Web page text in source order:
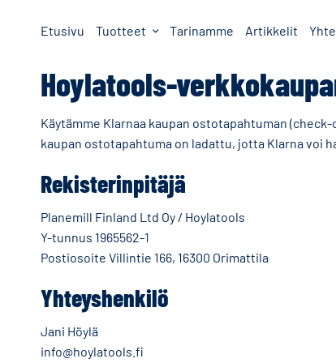
Etusivu Tuotteet Tarinamme Artikkelit
Hoylatools-
Käytämme Klarnaa kaupan ostotapahtuman
kaupan ostotapahtuma on ladattu, jotta Klarna voi
Rekisterinpitäjä
Planemill Finland Ltd Oy / Hoylatools
Y-tunnus 1965562-1
Postiosoite Villintie 166, 16300 Orimattila
Yhteyshenkilö
Jani Höylä
info@hoylatools.fi